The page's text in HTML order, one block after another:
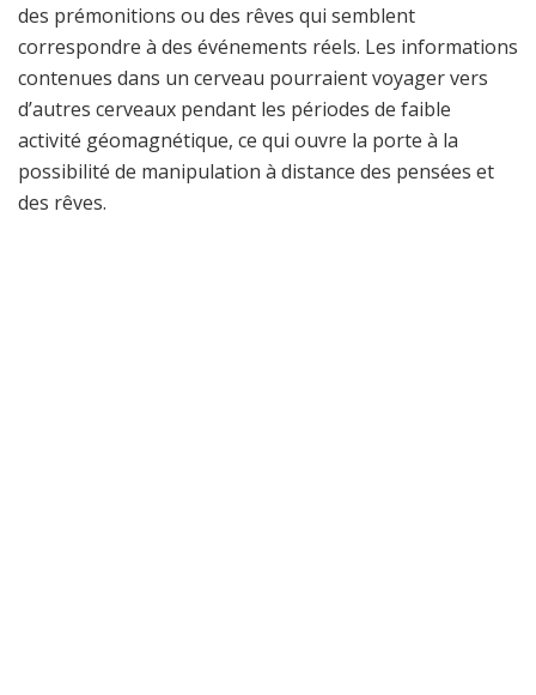
des prémonitions ou des rêves qui semblent
correspondre à des événements réels. Les informations
contenues dans un cerveau pourraient voyager vers
d’autres cerveaux pendant les périodes de faible
activité géomagnétique, ce qui ouvre la porte à la
possibilité de manipulation à distance des pensées et
des rêves.